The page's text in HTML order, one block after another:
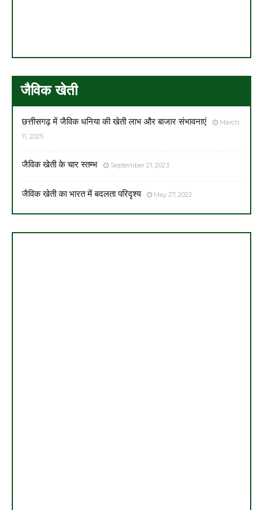
जैविक खेती
छत्तीसगढ़ में जैविक धनिया की खेती लाभ और बाजार संभावनाएं
March
11, 2025
जैविक खेती के चार स्तम्भ September 21, 2023
जैविक खेती का भारत में बदलता परिदृश्य May 27, 2022